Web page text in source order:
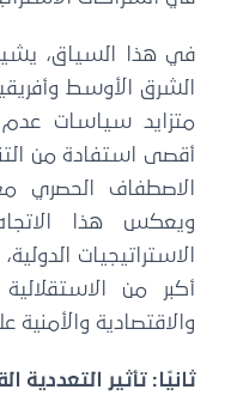
في هذا السياق، يشير
الشرق الأوسط
متزايد سياسات عدم
أقصى استفادة من
الاصطفاف الحصري
ويعكس هذا
الاستراتيجيات
أكبر من
والاقتصادية والأمنية
ثانيًا: تأثير التعددية